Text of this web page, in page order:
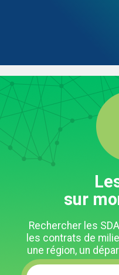
sur
Rechercher les
les contrats de
une région, un